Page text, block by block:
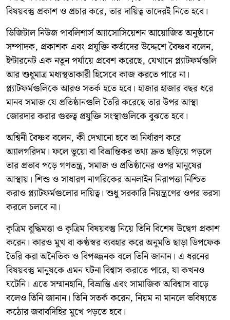
বিষয়বস্তু প্রকাশ ও প্রচার করে, তার দায়িত্ব তাদেরই নিতে হবে।
ডিজিটাল নিউজ পাবলিশার্স অ্যাসোসিয়েশন আয়োজিত অনুষ্ঠানে
সম্পাদক, প্রকাশক এবং প্রযুক্তি কর্তাদের উদ্দেশে বৈষ্ণব বলেন,
ইন্টারনেট এক নতুন পর্যায়ে প্রবেশ করেছে, যেখানে প্ল্যাটফর্মগুলি
আর শুধুমাত্র মধ্যস্থতাকারী হিসেবে কাজ করতে পারে না।
প্ল্যাটফর্মগুলিকে আরও সতর্ক হতে হবে। হাজার হাজার বছর ধরে
মানব সমাজ যে প্রতিষ্ঠানগুলি তৈরি করেছে তার উপর আস্থা
জোরদার করার গুরুত্ব প্রযুক্তি সংস্থাগুলিকে বুঝতে হবে।
অশ্বিনী বৈষ্ণব বলেন, কী দেখানো হবে তা নির্ধারণ করে
অ্যালগরিদম। ফলে ভুয়ো বা বিভ্রান্তিকর তথ্য দ্রুত ছড়িয়ে পড়লে
তার প্রভাব পড়ে গণতন্ত্র, সমাজ ও প্রতিষ্ঠানের ওপর মানুষের
আস্থায়। শিশু ও সাধারণ নাগরিকের অনলাইন নিরাপত্তা নিশ্চিত
করাও প্ল্যাটফর্মগুলোর দায়িত্ব। শুধু সরকারি নিয়ন্ত্রণের ওপর ভরসা
করলে চলবে না।
কৃত্রিম বুদ্ধিমত্তা ও কৃত্রিম বিষয়বস্তু নিয়ে তিনি বিশেষ উদ্বেগ প্রকাশ
করেন। কারও মুখ বা কণ্ঠস্বর ব্যবহার করে অনুমতি ছাড়া ডিপফেক
তৈরি করা অনৈতিক ও বিপজ্জনক বলে তিনি জানান। এ ধরনের
বিষয়বস্তু মানুষকে এমন ঘটনা বিশ্বাস করাতে পারে, যা কখনও
ঘটেনি। এতে সম্মানহানি, বিভ্রান্তি এবং সামাজিক অবিশ্বাস বাড়ে
বলেও তিনি জানান। তিনি সতর্ক করেন, নিয়ম না মানলে ভবিষ্যতে
কঠোর জবাবদিহির মুখে পড়তে হবে।